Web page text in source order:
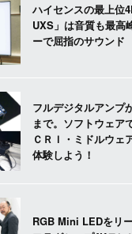
ハイセンスの最上位
UXS」は音質も最高
ーで屈指のサウンド
フルデジタルアンプ
まで。ソフトウェア
ＣＲＩ・ミドルウェ
体験しよう！
RGB Mini LEDをリ